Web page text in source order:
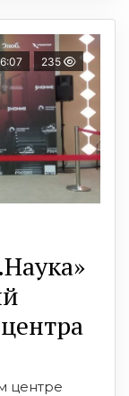
235
центре